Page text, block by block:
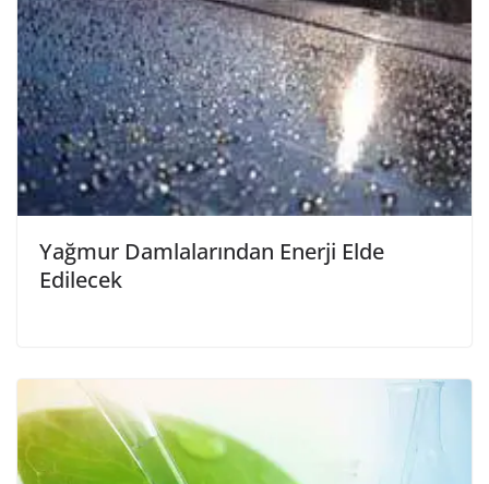
Yağmur Damlalarından Enerji Elde
Edilecek